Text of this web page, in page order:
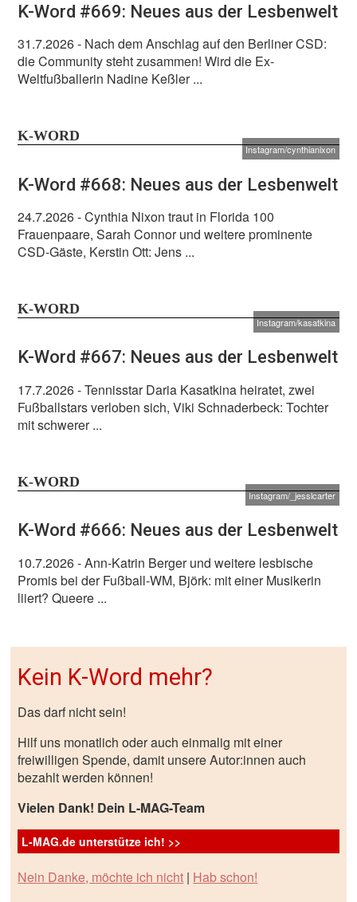
K-Word #669: Neues aus der Lesbenwelt
31.7.2026- Nach dem Anschlag auf den Berliner CSD:
die Community steht zusammen! Wird die Ex-
Weltfußballerin Nadine Keßler ...
K-WORD
Instagram/cynthianixon
K-Word #668: Neues aus der Lesbenwelt
24.7.2026- Cynthia Nixon traut in Florida 100
Frauenpaare, Sarah Connor und weitere prominente
CSD-Gäste, Kerstin Ott: Jens ...
K-WORD
Instagram/kasatkina
K-Word #667: Neues aus der Lesbenwelt
17.7.2026- Tennisstar Daria Kasatkina heiratet, zwei
Fußballstars verloben sich, Viki Schnaderbeck: Tochter
mit schwerer ...
K-WORD
Instagram/_jesslcarter
K-Word #666: Neues aus der Lesbenwelt
10.7.2026- Ann-Katrin Berger und weitere lesbische
Promis bei der Fußball-WM, Björk: mit einer Musikerin
liiert? Queere ...
Kein K-Word mehr?
Das darf nicht sein!
Hilf uns monatlich oder auch einmalig mit einer
freiwilligen Spende, damit unsere Autor:innen auch
bezahlt werden können!
Vielen Dank! Dein L-MAG-Team
L-MAG.de unterstütze ich! >>
Nein Danke, möchte ich nicht | Hab schon!